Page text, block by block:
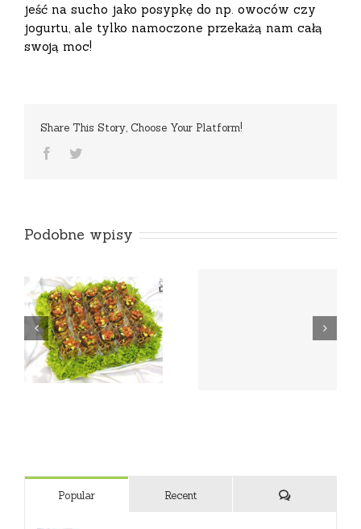
jeść na sucho jako posypkę do np. owoców czy
jogurtu, ale tylko namoczone przekażą nam całą
swoją moc!
Share This Story, Choose Your Platform!
Facebook
Podobne wpisy
Obiady na telefon /
online – Warszawa
Popular Recent Komentarze